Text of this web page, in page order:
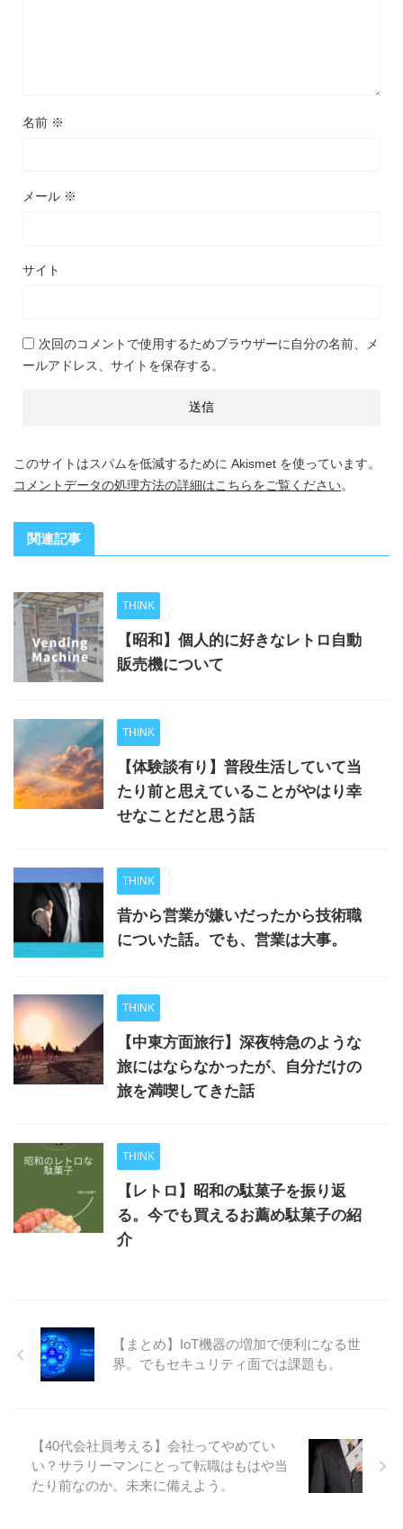
名前 ※
メール ※
サイト
次回のコメントで使用するためブラウザーに自分の名前、メ
ールアドレス、サイトを保存する。
このサイトはスパムを低減するために Akismet を使っています。
コメントデータの処理方法の詳細はこちらをご覧ください。
関連記事
THINK
【昭和】個人的に好きなレトロ自動
販売機について
THINK
【体験談有り】普段生活していて当
たり前と思えていることがやはり幸
せなことだと思う話
THINK
昔から営業が嫌いだったから技術職
についた話。でも、営業は大事。
THINK
【中東方面旅行】深夜特急のような
旅にはならなかったが、自分だけの
旅を満喫してきた話
THINK
【レトロ】昭和の駄菓子を振り返
る。今でも買えるお薦め駄菓子の紹
介
【まとめ】IoT機器の増加で便利になる世
界。でもセキュリティ面では課題も。
【40代会社員考える】会社ってやめてい
い？サラリーマンにとって転職はもはや当
たり前なのか。未来に備えよう。